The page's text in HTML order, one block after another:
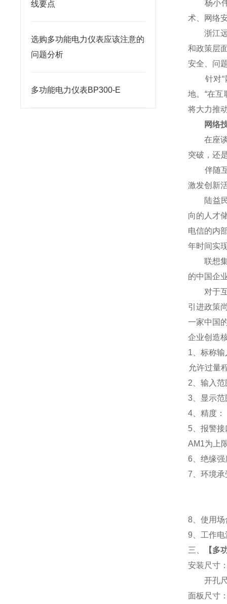
线要点
选购多功能电力仪表应该注意的
问题分析
多功能电力仪表BP300-E
杨小伟
术、网络
浙江远
和政策层
安全、问
针对“网
地。“在
将大力推
网络技
在座谈
突破，还
伴随互
激发创新
陆益民
向的人才
电信的内
年时间实
联想集
的中国企
对于互
引进政策
一家中国
企业创造
1 、标称
允许过量
2 、输入
3
显示
4 、精度：
5 、报警接
AM1为上
6 、绝缘
7 、环境
8 、使用
9 、工作
三、
【多
安装尺寸
开孔
面板尺寸